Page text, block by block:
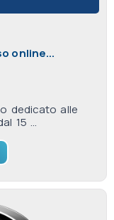
online...
dedicato alle
15 ...